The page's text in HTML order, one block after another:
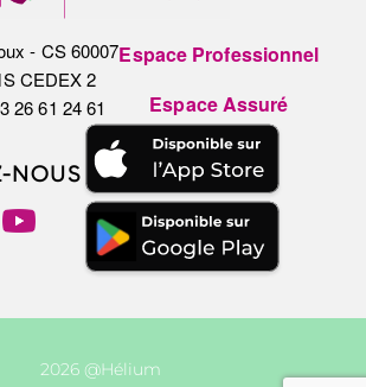
- CS 60007
CEDEX 2
26 61 24 61
Espace Professionnel
Espace Assuré
NOUS
2026 @Hélium